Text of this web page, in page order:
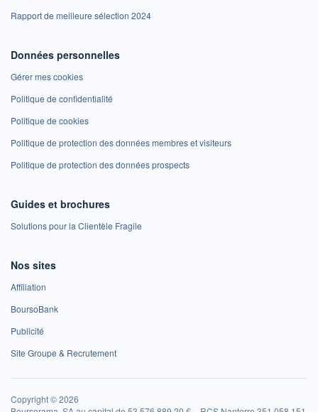
Rapport de meilleure sélection 2024
Données personnelles
Gérer mes cookies
Politique de confidentialité
Politique de cookies
Politique de protection des données membres et visiteurs
Politique de protection des données prospects
Guides et brochures
Solutions pour la Clientèle Fragile
Nos sites
Affiliation
BoursoBank
Publicité
Site Groupe & Recrutement
Copyright © 2026